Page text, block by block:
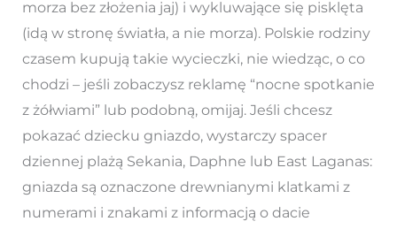
morza bez złożenia jaj) i wykluwające się pisklęta
(idą w stronę światła, a nie morza). Polskie rodziny
czasem kupują takie wycieczki, nie wiedząc, o co
chodzi – jeśli zobaczysz reklamę “nocne spotkanie
z żółwiami” lub podobną, omijaj. Jeśli chcesz
pokazać dziecku gniazdo, wystarczy spacer
dziennej plażą Sekania, Daphne lub East Laganas:
gniazda są oznaczone drewnianymi klatkami z
numerami i znakami z informacją o dacie